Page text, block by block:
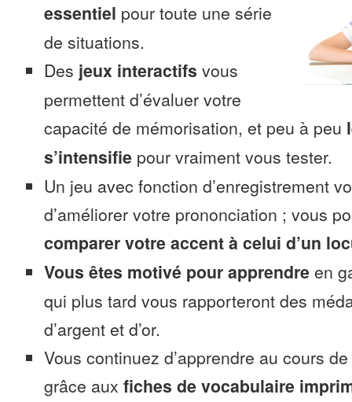
essentiel pour toute une série
de situations.
Des jeux interactifs vous
permettent d’évaluer votre
capacité de mémorisation, et peu à peu
s’intensifie pour vraiment vous tester.
Un jeu avec fonction d’enregistrement
d’améliorer votre prononciation ; vous
comparer votre accent à celui d’un
Vous êtes motivé pour apprendre en
qui plus tard vous rapporteront des
d’argent et d’or.
Vous continuez d’apprendre au cours
grâce aux fiches de vocabulaire